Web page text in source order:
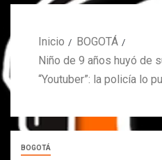
Inicio
BOGOTÁ
Niño de 9 años huyó de
“Youtuber”: la policía lo
BOGOTÁ